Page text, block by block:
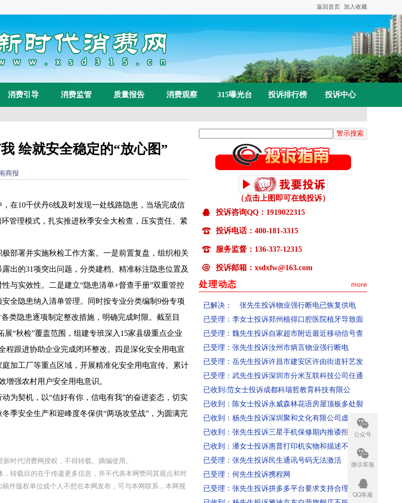
返回首页 加入收藏
消费引导 消费监管 质量报告 消费观察 315曝光台 投诉排行榜 投诉中心
绘就安全稳定的“放心图”
商报
10千伏丹6线及时发现一处线路隐患，当场完成信
管理模式，扎实推进秋季安全大检查，压实责任、紧
署并实施秋检工作方案。一是前置复盘，组织相关
出的31项突出问题，分类建档、精准标注隐患位置及
与实效性。二是建立“隐患清单+督查手册”双重管控
全隐患纳入清单管理。同时按专业分类编制9份专项
类隐患逐项制定整改措施，明确完成时限。截至目
“秋检”覆盖范围，组建专班深入15家县级重点企业
程跟进协助企业完成闭环整改。四是深化安全用电宣
加工厂等重点区域，开展精准化安全用电宣传。累计
增强农村用户安全用电意识。
契机，以“信好有你，信电有我”的奋进姿态，切实
季安全生产和迎峰度冬保供“两场攻坚战”，为圆满完
时代消费网授权，不得转载、摘编使用。
转载目的在于传递更多信息，并不代表本网赞同其观点和对
件版权单位或个人不想在本网发布，可与本网联系，本网视
（点击上图即可在线投诉）
投诉咨询QQ：1919022315
投诉电话：400-181-3315
服务监督：136-337-12315
投诉邮箱：xsdxfw@163.com
处理动态 more
已受理：卢先生投诉百世快运快递损坏物品拒赔
已受理：张女士投诉微优梦空壳公司收款不发货联
已受理：丁女士投诉高春红主讲《元气食养》养生
已受理：李女士投诉郑州植得口腔医院植牙导致面
已受理：魏先生投诉自家超市附近最近移动信号查
已受理：张先生投诉汝州市炳言物业强行断电
已受理：岳先生投诉许昌市建安区许由街道轩艺发
已受理：武先生投诉深圳市分米互联科技公司任通
已收到:范女士投诉成都科瑞哲教育科技有限公
已收到：陈女士投诉永威森林花语房屋顶板多处裂
已收到：杨先生投诉深圳聚和文化有限公司虚假宣
已收到：张先生投诉三星手机保修期内推诿拒保
已收到：潘女士投诉惠普打印机实物和描述不符
已受理：张先生投诉民生通讯号码无法激活
已受理：何先生投诉携程网
已受理：张先生投诉拼多多平台要求支持合理述求
已收到：杨先生投诉雅迪京东自营旗舰店不按时开
公众号
微信客服
QQ客服